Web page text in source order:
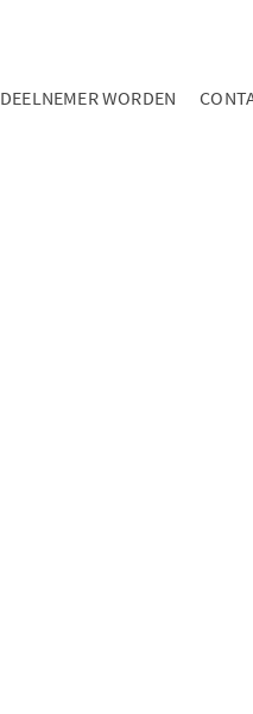
DEELNEMER WORDEN